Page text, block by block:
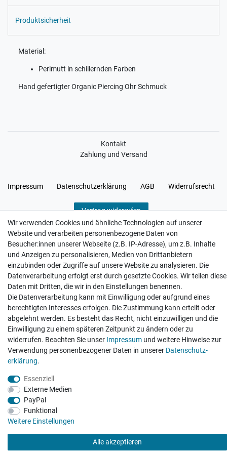
Produktsicherheit
Material:
Perlmutt in schillernden Farben
Hand gefertigter Organic Piercing Ohr Schmuck
Kontakt
Zahlung und Versand
Impressum Daten­schutz­erklärung AGB Widerrufs­recht
Vertrag widerrufen
Hatte etwas bestellt was fehlerhaft versendet
wurde. Mein Anliegen habe ich mitgeteilt und sofort
Er...
Datum der Veröffentlichung: 17.07.2026
Datum der Kauferfahrung: 10.07.2026
Wir verwenden Cookies und ähnliche Technologien auf unserer
Website und verarbeiten personenbezogene Daten von
Besucher:innen unserer Webseite (z.B. IP-Adresse), um z.B. Inhalte
und Anzeigen zu personalisieren, Medien von Drittanbietern
einzubinden oder Zugriffe auf unsere Website zu analysieren. Die
Datenverarbeitung erfolgt erst durch gesetzte Cookies. Wir teilen diese
Daten mit Dritten, die wir in den Einstellungen benennen.
Die Datenverarbeitung kann mit Einwilligung oder aufgrund eines
berechtigten Interesses erfolgen. Die Zustimmung kann erteilt oder
abgelehnt werden. Es besteht das Recht, nicht einzuwilligen und die
Einwilligung zu einem späteren Zeitpunkt zu ändern oder zu
widerrufen. Beachten Sie unser Impressum und weitere Hinweise zur
Verwendung personenbezogener Daten in unserer Daten­schutz­
erklärung.
Essenziell
Externe Medien
PayPal
Funktional
Weitere Einstellungen
Alle akzeptieren